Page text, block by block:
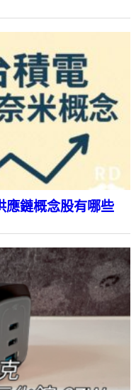
應鏈概念股有哪些